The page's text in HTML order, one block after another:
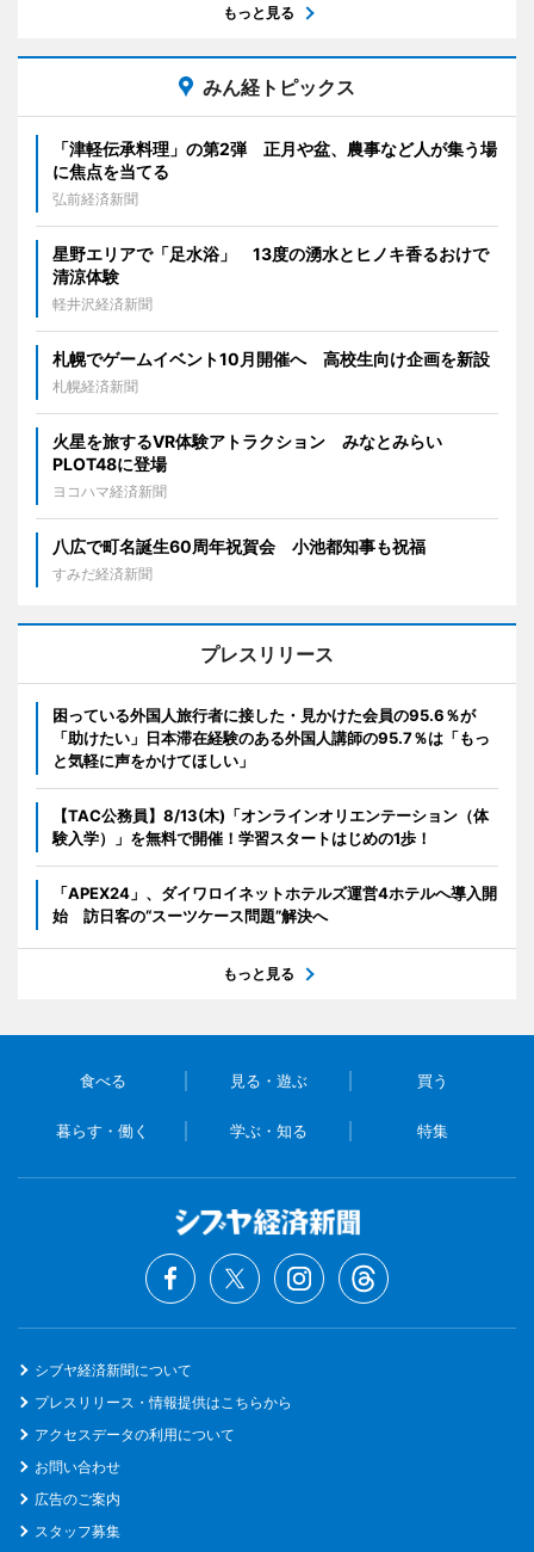
もっと見る
みん経トピックス
「津軽伝承料理」の第2弾 正月や盆、農事など人が集う場
に焦点を当てる
弘前経済新聞
星野エリアで「足水浴」 13度の湧水とヒノキ香るおけで
清涼体験
軽井沢経済新聞
札幌でゲームイベント10月開催へ 高校生向け企画を新設
札幌経済新聞
火星を旅するVR体験アトラクション みなとみらい
PLOT48に登場
ヨコハマ経済新聞
八広で町名誕生60周年祝賀会 小池都知事も祝福
すみだ経済新聞
プレスリリース
困っている外国人旅行者に接した・見かけた会員の95.6％が
「助けたい」日本滞在経験のある外国人講師の95.7％は「もっ
と気軽に声をかけてほしい」
【TAC公務員】8/13(木)「オンラインオリエンテーション（体
験入学）」を無料で開催！学習スタートはじめの1歩！
「APEX24」、ダイワロイネットホテルズ運営4ホテルへ導入開
始 訪日客の“スーツケース問題”解決へ
もっと見る
食べる 見る・遊ぶ 買う
暮らす・働く 学ぶ・知る 特集
シブヤ経済新聞について
プレスリリース・情報提供はこちらから
アクセスデータの利用について
お問い合わせ
広告のご案内
スタッフ募集